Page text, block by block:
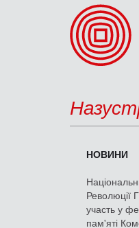
НОВИНИ
Революції
участь у
пам'яті